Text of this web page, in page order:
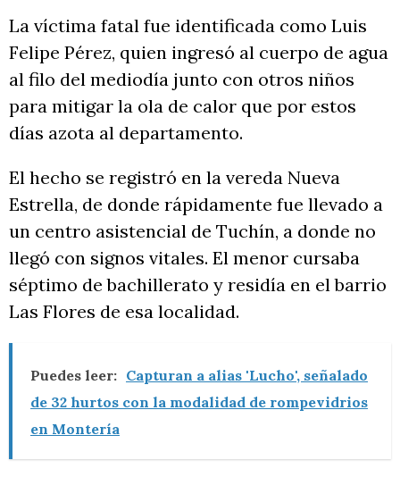
La víctima fatal fue identificada como Luis
Felipe Pérez, quien ingresó al cuerpo de agua
al filo del mediodía junto con otros niños
para mitigar la ola de calor que por estos
días azota al departamento.
El hecho se registró en la vereda Nueva
Estrella, de donde rápidamente fue llevado a
un centro asistencial de Tuchín, a donde no
llegó con signos vitales. El menor cursaba
séptimo de bachillerato y residía en el barrio
Las Flores de esa localidad.
Puedes leer: Capturan a alias 'Lucho', señalado
de 32 hurtos con la modalidad de rompevidrios
en Montería